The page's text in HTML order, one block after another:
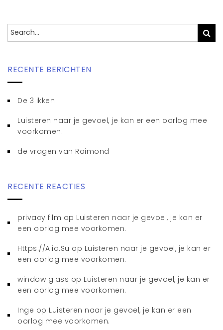
RECENTE BERICHTEN
De 3 ikken
Luisteren naar je gevoel, je kan er een oorlog mee
voorkomen.
de vragen van Raimond
RECENTE REACTIES
privacy film op Luisteren naar je gevoel, je kan er
een oorlog mee voorkomen.
Https://Aiia.Su op Luisteren naar je gevoel, je kan er
een oorlog mee voorkomen.
window glass op Luisteren naar je gevoel, je kan er
een oorlog mee voorkomen.
Inge op Luisteren naar je gevoel, je kan er een
oorlog mee voorkomen.